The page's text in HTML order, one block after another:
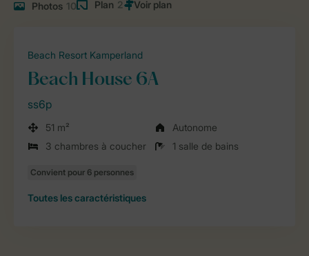
Photos 10 Plan 2
Beach Resort Kamperland
Beach House 6A
ss6p
51 m²
Autonome
3 chambres à coucher
1 salle de bains
Toutes les caractéristiques